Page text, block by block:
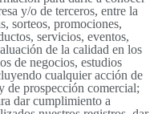
y/o de terceros, entre la
sorteos, promociones,
servicios, eventos,
de la calidad en los
de negocios, estudios
cualquier acción de
de prospección comercial;
dar cumplimiento a